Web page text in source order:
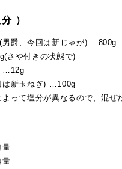
）
男爵、今回は新じゃが) …800g
さや付きの状態で)
…12g
は新玉ねぎ) …100g
よって塩分が異なるので、混